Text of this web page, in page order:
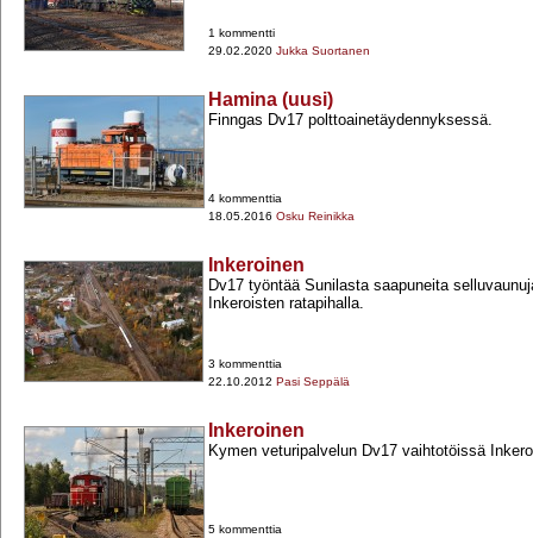
1 kommentti
29.02.2020 Jukka Suortanen
Hamina (uusi)
Finngas Dv17 polttoainetäydennyksessä.
4 kommenttia
18.05.2016 Osku Reinikka
Inkeroinen
Dv17 työntää Sunilasta saapuneita
Inkeroisten ratapihalla.
3 kommenttia
22.10.2012 Pasi Seppälä
Inkeroinen
Kymen veturipalvelun Dv17 vaihtotöissä
5 kommenttia